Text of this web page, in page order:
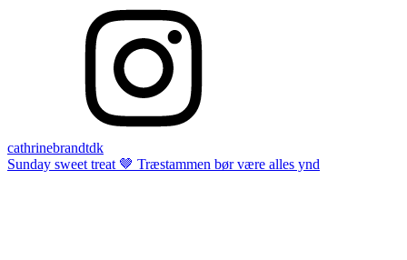
cathrinebrandtdk
Sunday sweet treat 🤎 Træstammen bør være alles ynd